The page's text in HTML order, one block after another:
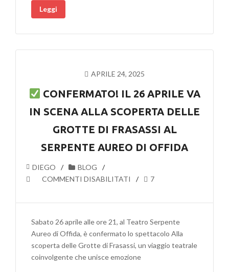
RIVIVI
L’EMOZIONE
DELLA
DELLA
Leggi
APRILE 24, 2025
CONFERMATO! IL 26 APRILE VA
IN SCENA ALLA SCOPERTA DELLE
GROTTE DI FRASASSI AL
SERPENTE AUREO DI OFFIDA
DIEGO
BLOG
COMMENTI DISABILITATI
SU
CONFERMATO!
26
APRILE
VA
IN
7
Sabato 26 aprile alle ore 21, al Teatro Serpente
Aureo di Offida, è confermato lo spettacolo Alla
scoperta delle Grotte di Frasassi, un viaggio teatrale
coinvolgente che unisce emozione